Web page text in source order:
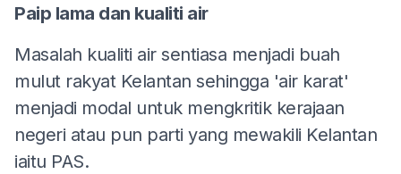
Paip lama dan kualiti air
Masalah kualiti air sentiasa menjadi buah
mulut rakyat Kelantan sehingga 'air karat'
menjadi modal untuk mengkritik kerajaan
negeri atau pun parti yang mewakili Kelantan
iaitu PAS.